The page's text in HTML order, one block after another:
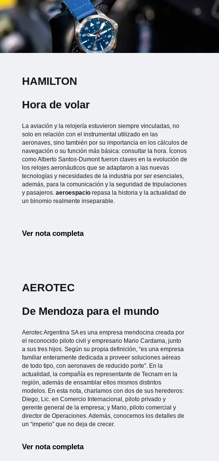
HAMILTON
Hora de volar
La aviación y la relojería estuvieron siempre vinculadas, no
solo en relación con el instrumental utilizado en las
aeronaves, sino también por su importancia en los cálculos de
navegación o su función más básica: consultar la hora. Íconos
como Alberto Santos-Dumont fueron claves en la evolución de
los relojes aeronáuticos que se adaptaron a las nuevas
tecnologías y necesidades de la industria por ser esenciales,
además, para la comunicación y la seguridad de tripulaciones
y pasajeros. aeroespacio repasa la historia y la actualidad de
un binomio realmente inseparable.
Ver nota completa
AEROTEC
De Mendoza para el mundo
Aerotec Argentina SA es una empresa mendocina creada por
el reconocido piloto civil y empresario Mario Cardama, junto
a sus tres hijos. Según su propia definición, “es una empresa
familiar enteramente dedicada a proveer soluciones aéreas
de todo tipo, con aeronaves de reducido porte”. En la
actualidad, la compañía es representante de Tecnam en la
región, además de ensamblar ellos mismos distintos
modelos. En esta nota, charlamos con dos de sus herederos:
Diego, Lic. en Comercio Internacional, piloto privado y
gerente general de la empresa; y Mario, piloto comercial y
director de Operaciones. Además, conocemos los detalles de
un “imperio” que no deja de crecer.
Ver nota completa